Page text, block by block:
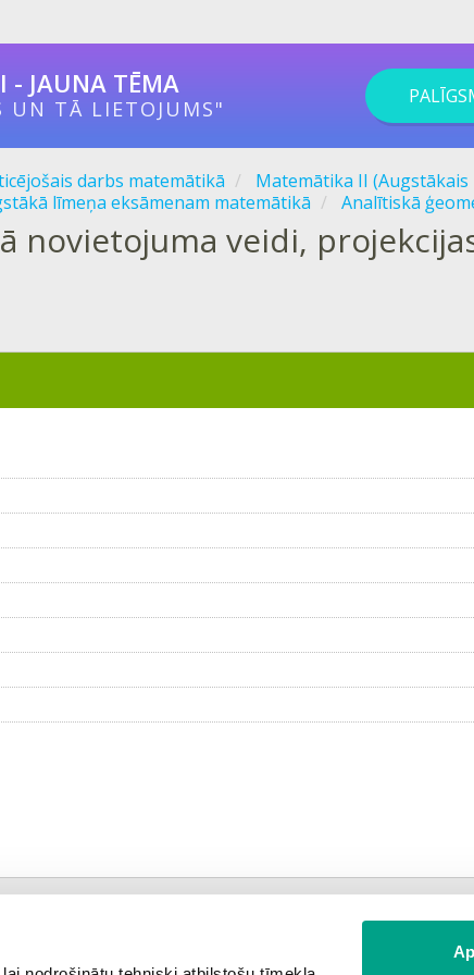
- JAUNA TĒMA
UN TĀ LIETOJUMS"
darbs matemātikā
Matemātika II (Augstākais
līmeņa eksāmenam matemātikā Analītiskā
novietojuma veidi,